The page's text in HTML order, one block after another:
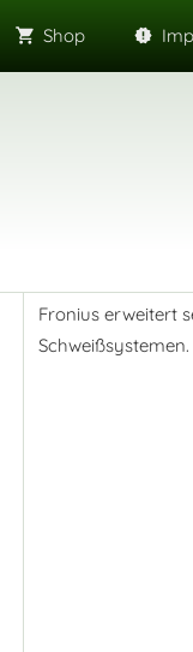
Shop
Fronius erweitert
Schweißsystemen.